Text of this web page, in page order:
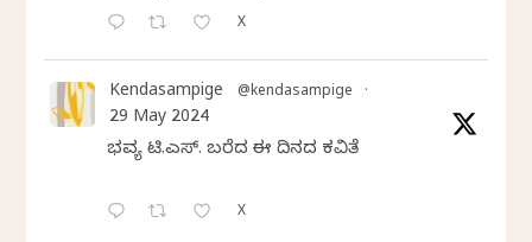
X
Kendasampige @kendasampige ·
29 May 2024
ಭವ್ಯ ಟಿ.ಎಸ್. ಬರೆದ ಈ ದಿನದ ಕವಿತೆ
X